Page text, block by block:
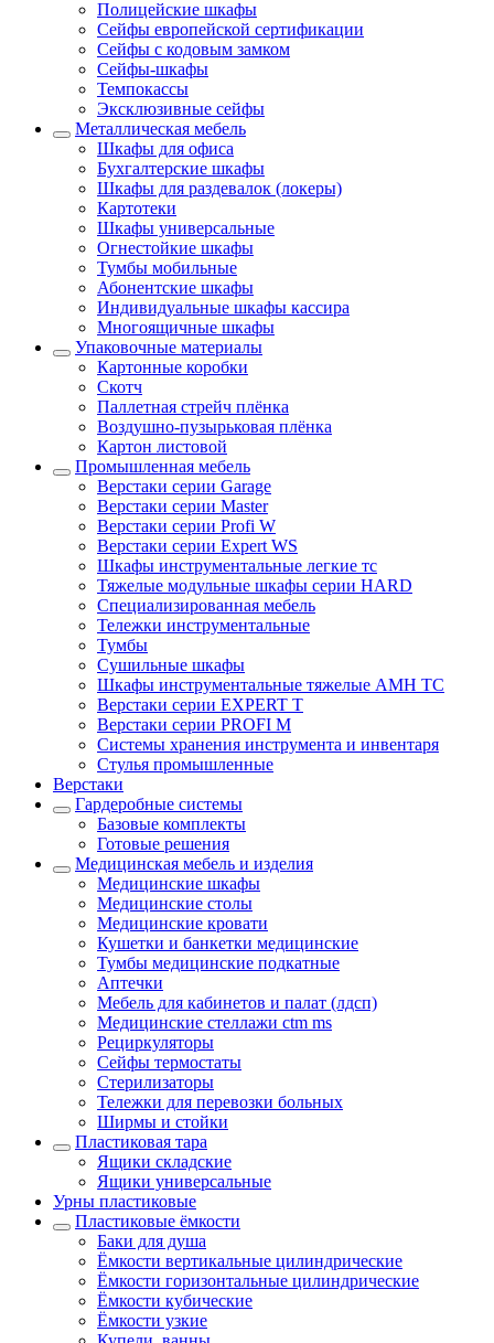
Полицейские шкафы
Сейфы европейской сертификации
Сейфы с кодовым замком
Сейфы-шкафы
Темпокассы
Эксклюзивные сейфы
Металлическая мебель
Шкафы для офиса
Бухгалтерские шкафы
Шкафы для раздевалок (локеры)
Картотеки
Шкафы универсальные
Огнестойкие шкафы
Тумбы мобильные
Абонентские шкафы
Индивидуальные шкафы кассира
Многоящичные шкафы
Упаковочные материалы
Картонные коробки
Скотч
Паллетная стрейч плёнка
Воздушно-пузырьковая плёнка
Картон листовой
Промышленная мебель
Верстаки серии Garage
Верстаки серии Master
Верстаки серии Profi W
Верстаки серии Expert WS
Шкафы инструментальные легкие тс
Тяжелые модульные шкафы серии HARD
Cпециализированная мебель
Тележки инструментальные
Тумбы
Cушильные шкафы
Шкафы инструментальные тяжелые AMH TC
Верстаки серии EXPERT T
Верстаки серии PROFI M
Системы хранения инструмента и инвентаря
Стулья промышленные
Верстаки
Гардеробные системы
Базовые комплекты
Готовые решения
Медицинская мебель и изделия
Медицинские шкафы
Медицинские столы
Медицинские кровати
Кушетки и банкетки медицинские
Тумбы медицинские подкатные
Аптечки
Мебель для кабинетов и палат (лдсп)
Медицинские стеллажи ctm ms
Рециркуляторы
Сейфы термостаты
Стерилизаторы
Тележки для перевозки больных
Ширмы и стойки
Пластиковая тара
Ящики складские
Ящики универсальные
Урны пластиковые
Пластиковые ёмкости
Баки для душа
Ёмкости вертикальные цилиндрические
Ёмкости горизонтальные цилиндрические
Ёмкости кубические
Ёмкости узкие